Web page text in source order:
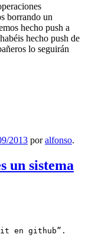
borrando un
hecho push a
hecho push de
lo seguirán
2013 poralfonso.
un sistema
en github”.